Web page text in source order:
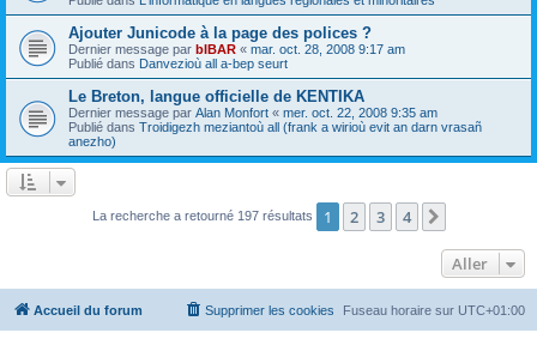
Ajouter Junicode à la page des polices ?
Dernier message par bIBAR « mar. oct. 28, 2008 9:17 am
Publié dans Danvezioù all a-bep seurt
Le Breton, langue officielle de KENTIKA
Dernier message par Alan Monfort « mer. oct. 22, 2008 9:35 am
Publié dans Troidigezh meziantoù all (frank a wirioù evit an darn vrasañ
anezho)
La recherche a retourné 197 résultats 1 2 3 4
Aller
Accueil du forum Fuseau horaire sur UTC+01:00
Supprimer les cookies